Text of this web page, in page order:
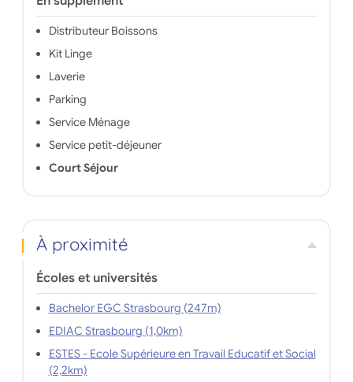
Distributeur Boissons
Kit Linge
Laverie
Parking
Service Ménage
Service petit-déjeuner
Court Séjour
À proximité
Écoles et universités
Bachelor EGC Strasbourg (247m)
EDIAC Strasbourg (1,0km)
ESTES - Ecole Supérieure en Travail Educatif et Social
(2,2km)